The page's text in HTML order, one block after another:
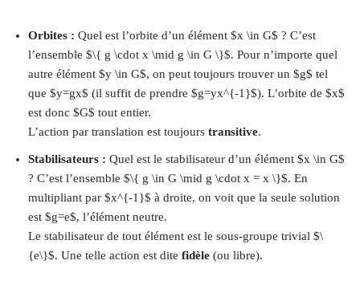
Orbites : Quel est l’orbite d’un élément $x \in G$ ? C’est
l’ensemble $\{ g \cdot x \mid g \in G \}$. Pour n’importe quel
autre élément $y \in G$, on peut toujours trouver un $g$ tel
que $y=gx$ (il suffit de prendre $g=yx^{-1}$). L’orbite de $x$
est donc $G$ tout entier.
L’action par translation est toujours transitive.
Stabilisateurs : Quel est le stabilisateur d’un élément $x \in G$
? C’est l’ensemble $\{ g \in G \mid g \cdot x = x \}$. En
multipliant par $x^{-1}$ à droite, on voit que la seule solution
est $g=e$, l’élément neutre.
Le stabilisateur de tout élément est le sous-groupe trivial $\
{e\}$. Une telle action est dite fidèle (ou libre).